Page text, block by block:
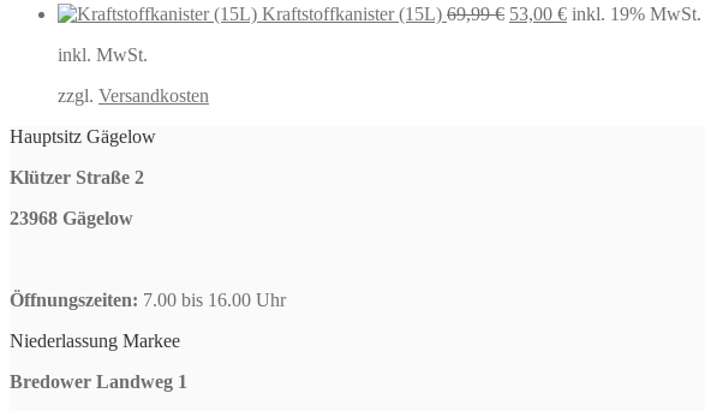
Kraftstoffkanister (15L) 69,99€ Ursprünglicher
53,00 €Aktueller
inkl. 19% MwSt.
inkl. MwSt.
zzgl. Versandkosten
Hauptsitz Gägelow
Klützer Straße 2
23968 Gägelow
Öffnungszeiten: 7.00 bis 16.00 Uhr
Niederlassung Markee
Bredower Landweg 1